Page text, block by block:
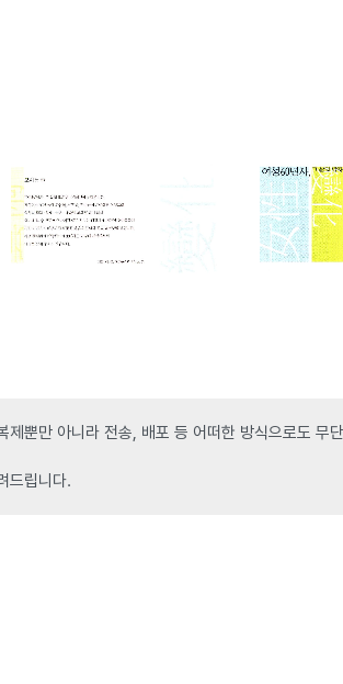
뿐만 아니라 전송, 배포 등 어떠한 방식으로도 무
드립니다.